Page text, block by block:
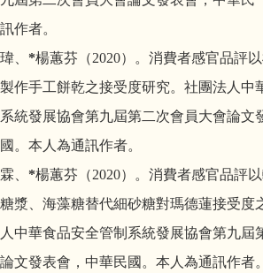
作者。
、 *楊蕙芬 （2020） 。 消費者感官品評
作手工餅乾之接受度研究。社團法人中
統發展協會第九屆第二次會員大會論文
。本人為通訊作者。
、 *楊蕙芬 （2020）。 消費者感官品評
漿、海藻糖替代細砂糖對瑪德蓮接受度
中華食品安全管制系統發展協會第九屆
文發表會，中華民國。本人為通訊作者